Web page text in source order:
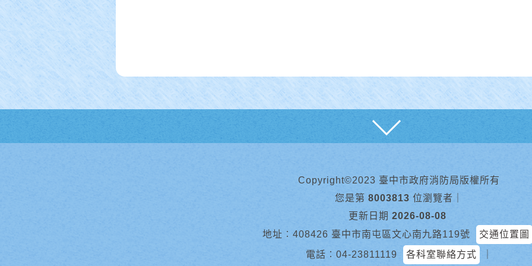
Copyright©2023 臺中市政府消防局版權所有
您是第 8003813 位瀏覽者
更新日期 2026-08-08
地址︰408426 臺中市南屯區文心南九路119號
交通位置圖
電話︰ 04-23811119 各科室聯絡方式